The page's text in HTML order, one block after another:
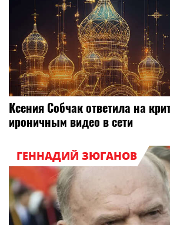
Ксения Собчак ответила на
ироничным видео в сети
ГЕННАДИЙ ЗЮГАНОВ